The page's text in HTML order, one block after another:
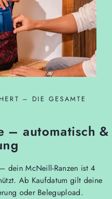
– DIE GESAMTE
– automatisch &
dein McNeill-Ranzen ist 4
Ab Kaufdatum gilt deine
oder Belegupload.